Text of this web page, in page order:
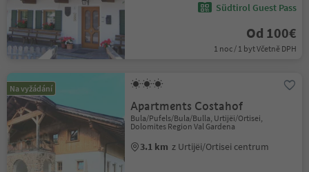
Südtirol Guest Pass
Od 100€
1 noc / 1 byt Včetně DPH
Na vyžádání
Apartments Costahof
Bula/Pufels/Bula/Bulla, Urtijëi/Ortisei,
Dolomites Region Val Gardena
3.1 km z Urtijëi/Ortisei centrum